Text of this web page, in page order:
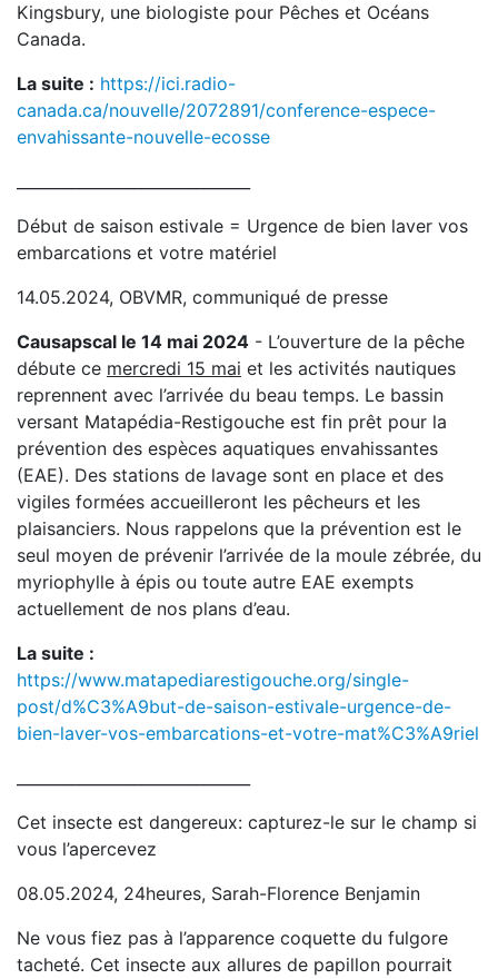
Kingsbury, une biologiste pour Pêches et Océans
Canada.
La suite : https://ici.radio-
canada.ca/nouvelle/2072891/conference-espece-
envahissante-nouvelle-ecosse
Début de saison estivale = Urgence de bien laver vos
embarcations et votre matériel
14.05.2024, OBVMR, communiqué de presse
Causapscal le 14 mai 2024 - L’ouverture de la pêche
débute ce mercredi 15 mai et les activités nautiques
reprennent avec l’arrivée du beau temps. Le bassin
versant Matapédia-Restigouche est fin prêt pour la
prévention des espèces aquatiques envahissantes
(EAE). Des stations de lavage sont en place et des
vigiles formées accueilleront les pêcheurs et les
plaisanciers. Nous rappelons que la prévention est le
seul moyen de prévenir l’arrivée de la moule zébrée, du
myriophylle à épis ou toute autre EAE exempts
actuellement de nos plans d’eau.
La suite :
https://www.matapediarestigouche.org/single-
post/d%C3%A9but-de-saison-estivale-urgence-de-
bien-laver-vos-embarcations-et-votre-mat%C3%A9riel
Cet insecte est dangereux: capturez-le sur le champ si
vous l’apercevez
08.05.2024, 24heures, Sarah-Florence Benjamin
Ne vous fiez pas à l’apparence coquette du fulgore
tacheté. Cet insecte aux allures de papillon pourrait